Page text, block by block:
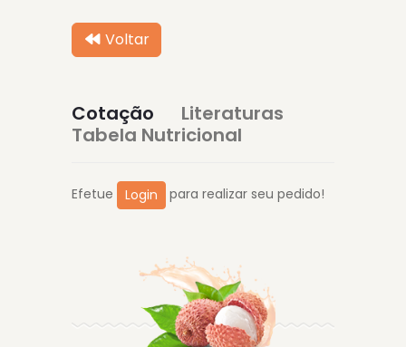
Voltar
Cotação
Literaturas
Tabela Nutricional
Efetue Login para realizar seu pedido!